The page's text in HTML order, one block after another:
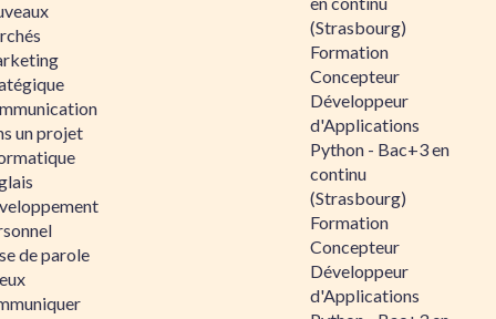
un projet
de parole
(Strasbourg)
Formation
Concepteur
Développeur
d'Applications
Python - Bac+3 en
continu
(Strasbourg)
Formation
Concepteur
Développeur
d'Applications